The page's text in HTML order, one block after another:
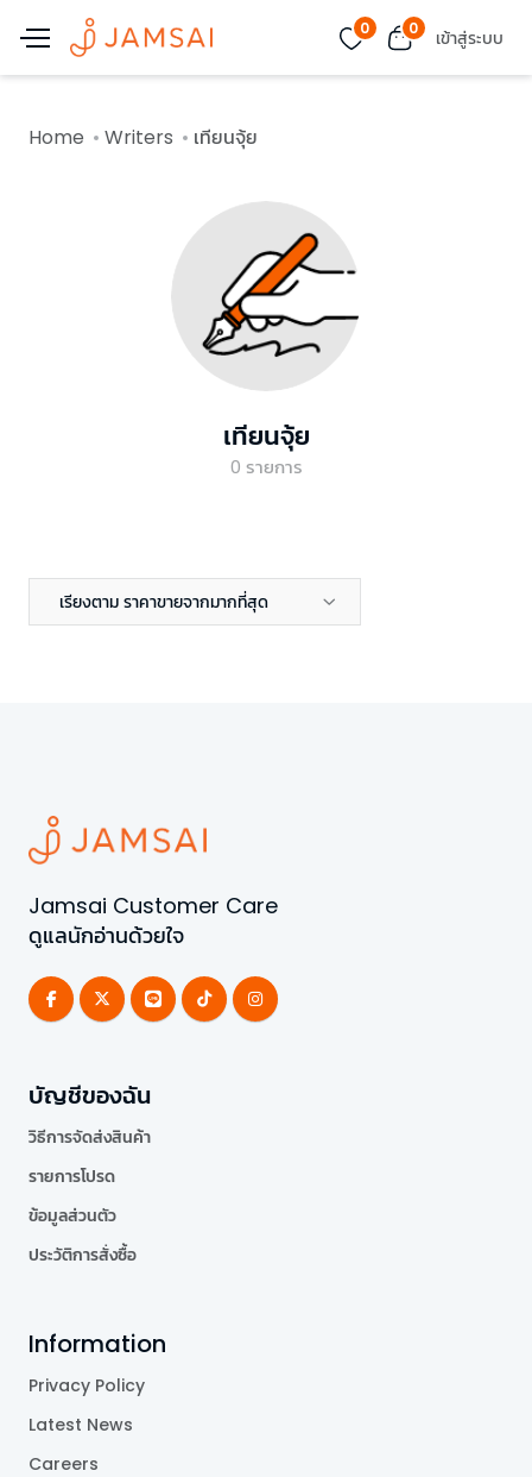
0 0 เข้าสู่ระบบ
Home Writers เทียนจุ้ย
เทียนจุ้ย
0 รายการ
เรียงตาม ราคาขายจากมากที่สุด
Jamsai Customer Care
ดูแลนักอ่านด้วยใจ
บัญชีของฉัน
วิธีการจัดส่งสินค้า
รายการโปรด
ข้อมูลส่วนตัว
ประวัติการสั่งซื้อ
Information
Privacy Policy
Latest News
Careers